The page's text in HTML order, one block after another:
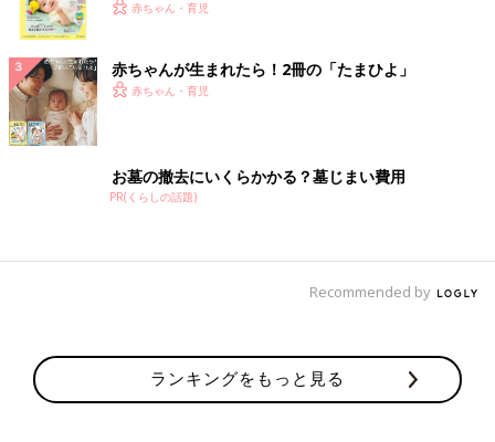
く！ おっぱい・ミルクの基本と夏のトラブル 解決テ
赤ちゃん・育児
赤ちゃんが生まれたら！2冊の「たまひよ」
赤ちゃん・育児
お墓の撤去にいくらかかる？墓じまい費用
PR(くらしの話題)
Recommended by
ランキングをもっと見る